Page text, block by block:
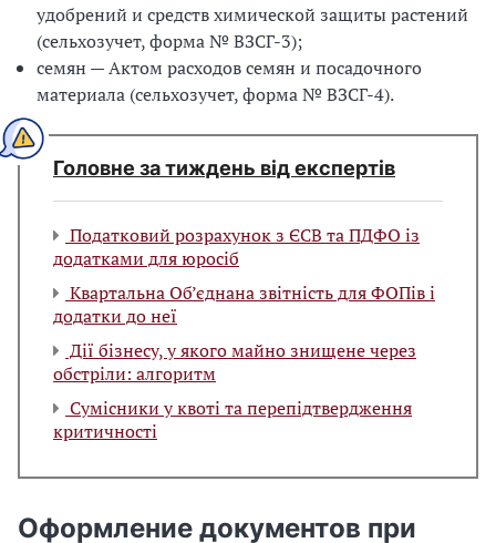
удобрений и средств химической защиты растений
(сельхозучет, форма № ВЗСГ-3);
семян — Актом расходов семян и посадочного
материала (сельхозучет, форма № ВЗСГ-4).
Головне за тиждень від експертів
Податковий розрахунок з ЄСВ та ПДФО із
додатками для юросіб
Квартальна Об’єднана звітність для ФОПів і
додатки до неї
Дії бізнесу, у якого майно знищене через
обстріли: алгоритм
Сумісники у квоті та перепідтвердження
критичності
Оформление документов при